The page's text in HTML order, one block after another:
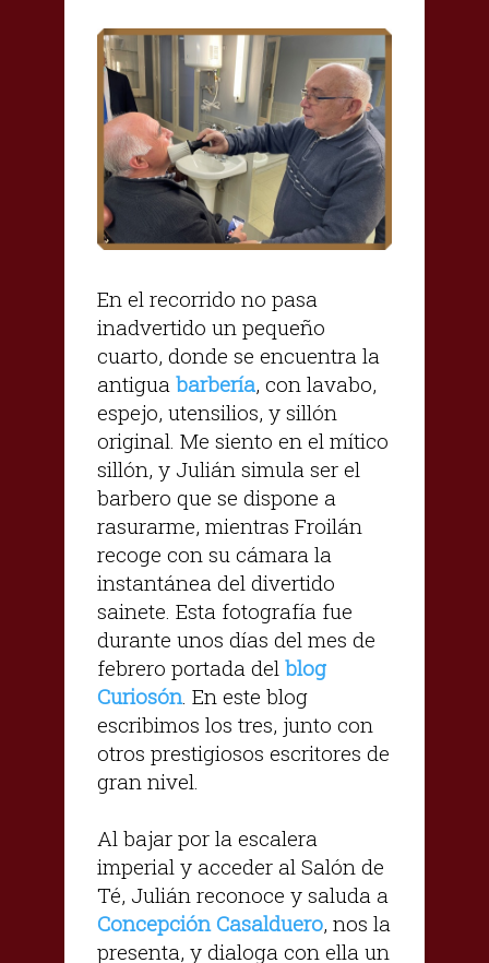
En el recorrido no pasa
inadvertido un pequeño
cuarto, donde se encuentra la
antigua barbería, con lavabo,
espejo, utensilios, y sillón
original. Me siento en el mítico
sillón, y Julián simula ser el
barbero que se dispone a
rasurarme, mientras Froilán
recoge con su cámara la
instantánea del divertido
sainete. Esta fotografía fue
durante unos días del mes de
febrero portada del blog
Curiosón. En este blog
escribimos los tres, junto con
otros prestigiosos escritores de
gran nivel.
Al bajar por la escalera
imperial y acceder al Salón de
Té, Julián reconoce y saluda a
Concepción Casalduero, nos la
presenta, y dialoga con ella un